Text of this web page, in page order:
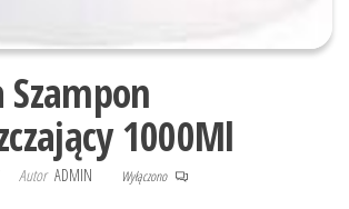
1000Ml
Autor ADMIN Wyłączono